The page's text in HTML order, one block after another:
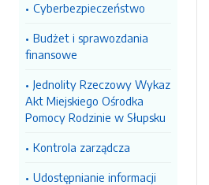
Cyberbezpieczeństwo
Budżet i sprawozdania
finansowe
Jednolity Rzeczowy Wykaz
Akt Miejskiego Ośrodka
Pomocy Rodzinie w Słupsku
Kontrola zarządcza
Udostępnianie informacji